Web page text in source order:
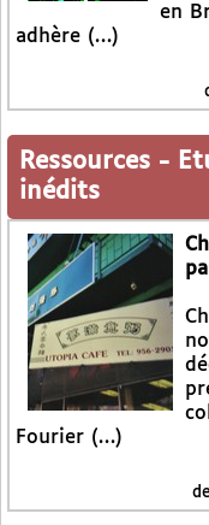
en
adhère (…)
Ressources -
inédits
Fourier (…)